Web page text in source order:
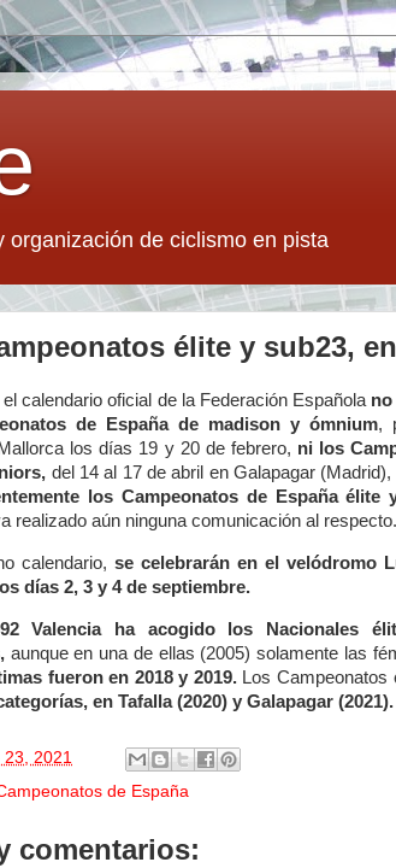
de ciclismo en pista
élite y sub23,
calendario oficial de la Federación Española
de España de madison y ómnium,
los días 19 y 20 de febrero, ni los
del 14 al 17 de abril en Galapagar (Madrid),
los Campeonatos de España élite
realizado aún ninguna comunicación al respecto.
calendario,se celebrarán en el velódromo
días 2, 3 y 4 de septiembre.
Valencia ha acogido los Nacionales
aunque en una de ellas (2005) solamente las
fueron en 2018 y 2019. Los
en Tafalla (2020) y Galapagar (2021).
23, 2021
de España
comentarios: